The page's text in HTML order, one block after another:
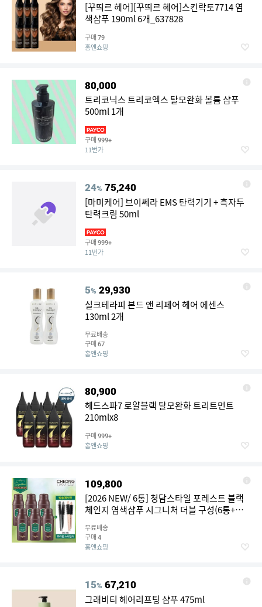
[꾸띄르 헤어][꾸띄르 헤어]스킨락토7714 염
색샴푸 190ml 6개_637828
구매 79
홈앤쇼핑
80,000
트리코닉스 트리코엑스 탈모완화 볼륨 샴푸
500ml 1개
구매 999+
11번가
24% 75,240
[마미케어] 브이쎄라 EMS 탄력기기 + 흑자두
탄력크림 50ml
구매 999+
11번가
5% 29,930
실크테라피 본드 앤 리페어 헤어 에센스
130ml 2개
무료배송
구매 67
홈앤쇼핑
80,900
헤드스파7 로얄블랙 탈모완화 트리트먼트
210mlx8
구매 999+
홈앤쇼핑
109,800
[2026 NEW/ 6통] 청담스타일 포레스트 블랙
체인지 염색샴푸 시그니처 더블 구성(6통+고
데기)
무료배송
구매 4
홈앤쇼핑
15% 67,210
그래비티 헤어리프팅 샴푸 475ml